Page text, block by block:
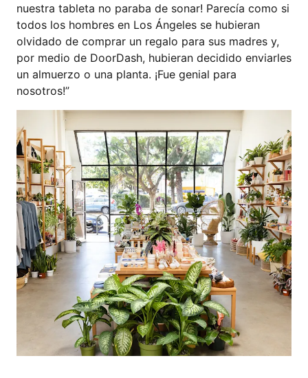
nuestra tableta no paraba de sonar! Parecía como si
todos los hombres en Los Ángeles se hubieran
olvidado de comprar un regalo para sus madres y,
por medio de DoorDash, hubieran decidido enviarles
un almuerzo o una planta. ¡Fue genial para
nosotros!”